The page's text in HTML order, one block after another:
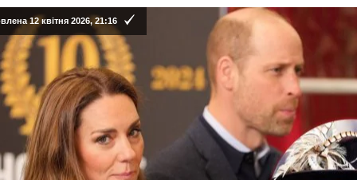
12 квітня 2026, 21:16